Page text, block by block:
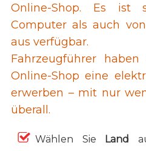
Online-Shop. Es ist
Computer als auch
aus verfügbar.
Fahrzeugführer
Online-Shop eine
erwerben – mit nur
überall.
Wählen Sie Land